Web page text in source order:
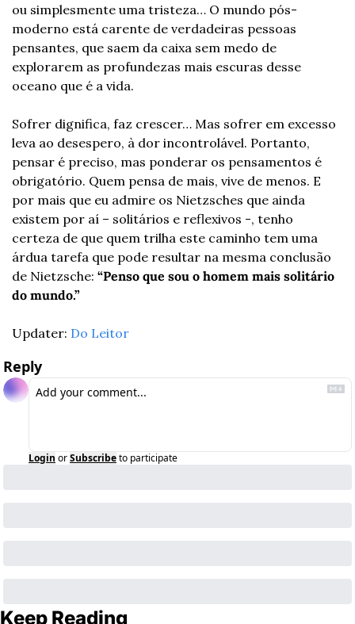
ou simplesmente uma tristeza… O mundo pós-
moderno está carente de verdadeiras pessoas
pensantes, que saem da caixa sem medo de
explorarem as profundezas mais escuras desse
oceano que é a vida.
Sofrer dignifica, faz crescer… Mas sofrer em excesso
leva ao desespero, à dor incontrolável. Portanto,
pensar é preciso, mas ponderar os pensamentos é
obrigatório. Quem pensa de mais, vive de menos. E
por mais que eu admire os Nietzsches que ainda
existem por aí – solitários e reflexivos -, tenho
certeza de que quem trilha este caminho tem uma
árdua tarefa que pode resultar na mesma conclusão
de Nietzsche: “Penso que sou o homem mais solitário
do mundo.”
Updater: Do Leitor
Reply
Login orSubscribeto participate
Keep Reading